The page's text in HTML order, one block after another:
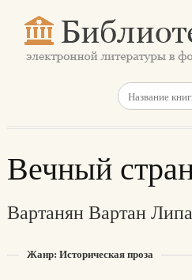
Вечный
Вартанян Вартан
Жанр: Историческая проза